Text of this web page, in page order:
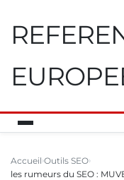
Accueil Outils SEO
les rumeurs du SEO :